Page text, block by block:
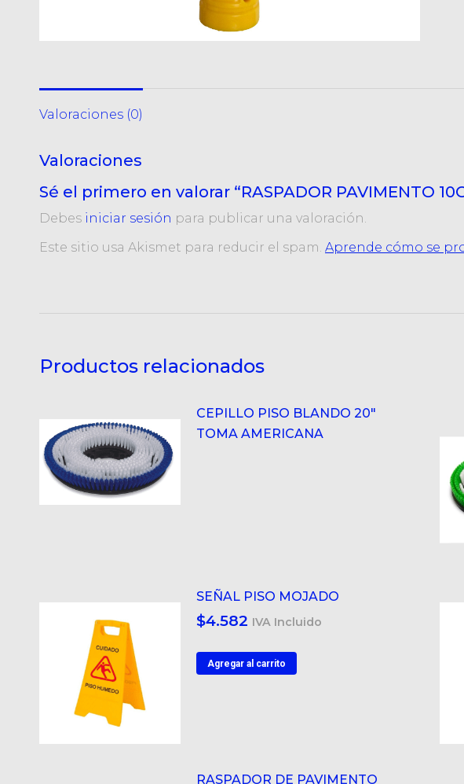
Valoraciones (0)
Valoraciones
Sé el primero en valorar “RASPADOR PAVIMENTO
Debes iniciar sesión para publicar una valoración.
Este sitio usa Akismet para reducir el spam. Aprende cómo se
Productos relacionados
CEPILLO PISO BLANDO 20"
TOMA AMERICANA
SEÑAL PISO MOJADO
$4.582 IVA Incluido
Agregar al carrito
RASPADOR DE PAVIMENTO